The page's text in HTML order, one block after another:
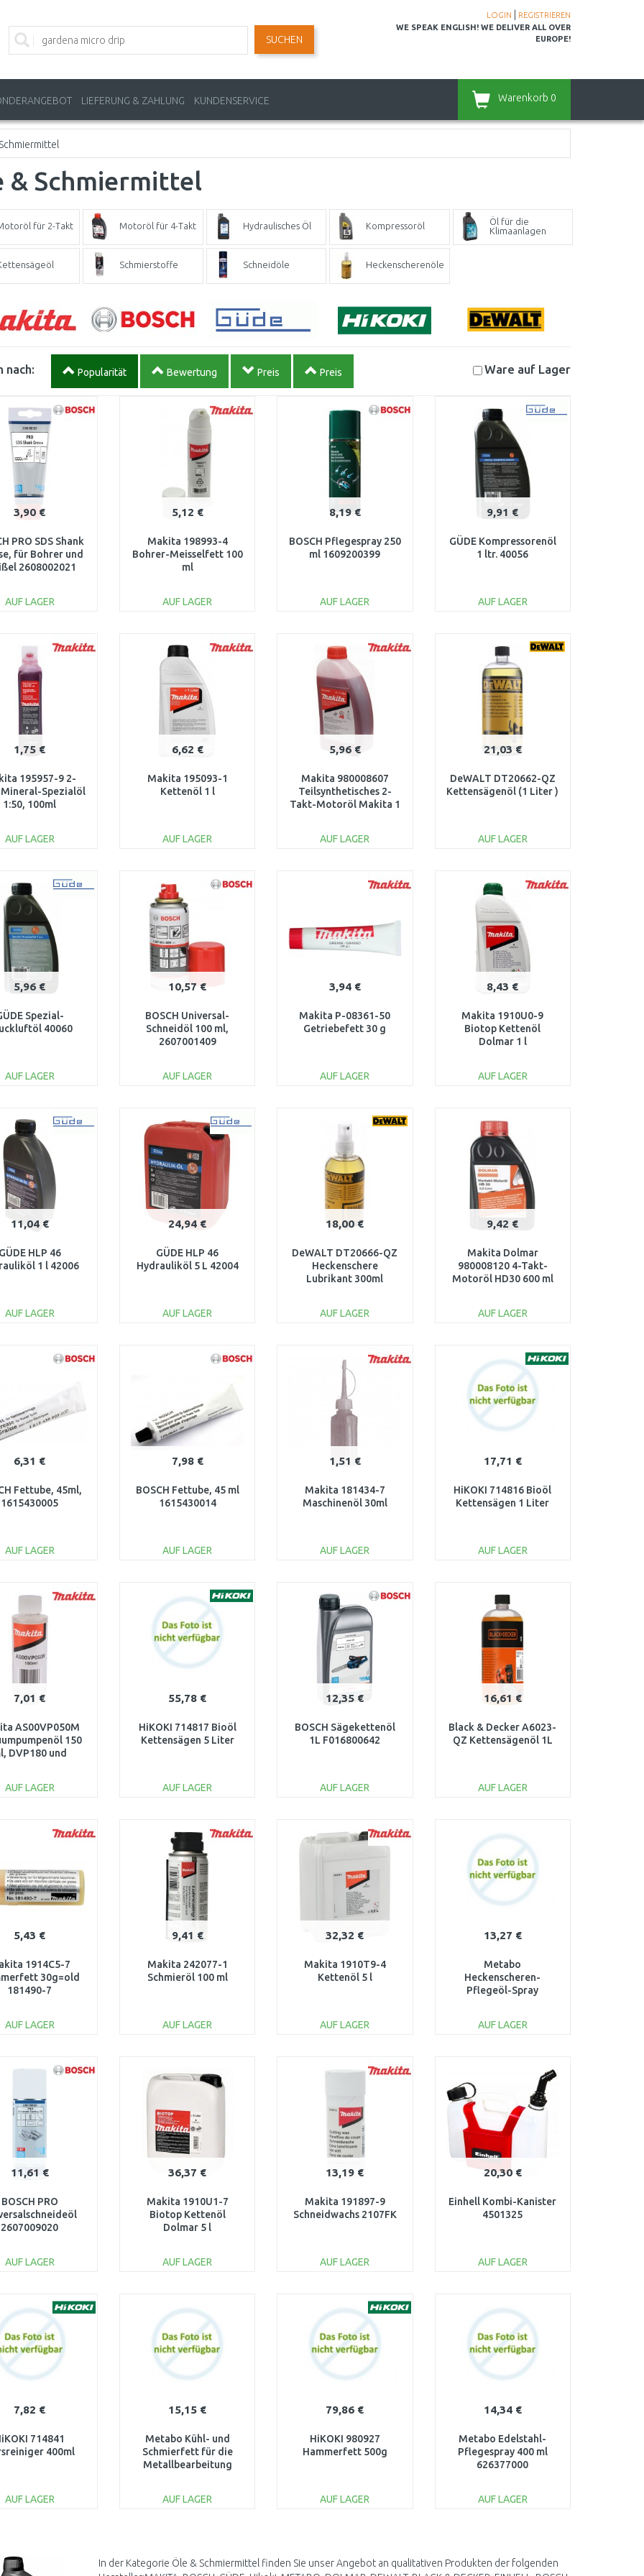
LOGIN
REGISTRIEREN
WE SPEAK ENGLISH! WE DELIVER ALL OVER
EUROPE!
SUCHEN
LIEFERUNG & ZAHLUNG KUNDENSERVICE Warenkorb 0
& Schmiermittel
für 2-Takt Motoröl für 4-Takt Hydraulisches Öl Kompressoröl
Öl für die
Klimaanlagen
Schmierstoffe Schneidöle Heckenscherenöle
nach: Popularität Bewertung Preis Preis Ware auf Lager
3,90 €
PRO SDS Shank
für Bohrer und
2608002021
AUF LAGER
Vergleichen
5,12 €
Makita 198993-4
Bohrer-Meisselfett 100
ml
AUF LAGER
Vergleichen
8,19 €
BOSCH Pflegespray 250
ml 1609200399
AUF LAGER
Vergleichen
9,91 €
GÜDE Kompressorenöl
1 ltr. 40056
AUF LAGER
Vergleichen
1,75 €
195957-9 2-
Spezialöl
1:50, 100ml
AUF LAGER
Vergleichen
6,62 €
Makita 195093-1
Kettenöl 1 l
AUF LAGER
Vergleichen
5,96 €
Makita 980008607
Teilsynthetisches 2-
Takt-Motoröl Makita 1
AUF LAGER
21,03 €
DeWALT DT20662-QZ
Kettensägenöl (1 Liter )
AUF LAGER
Vergleichen
5,96 €
Spezial-
40060
AUF LAGER
Vergleichen
10,57 €
BOSCH Universal-
Schneidöl 100 ml,
2607001409
AUF LAGER
Vergleichen
3,94 €
Makita P-08361-50
Getriebefett 30 g
AUF LAGER
Vergleichen
8,43 €
Makita 1910U0-9
Biotop Kettenöl
Dolmar 1 l
AUF LAGER
Vergleichen
11,04 €
GÜDE HLP 46
1 l 42006
AUF LAGER
24,94 €
GÜDE HLP 46
Hydrauliköl 5 L 42004
AUF LAGER
18,00 €
DeWALT DT20666-QZ
Heckenschere
Lubrikant 300ml
AUF LAGER
Vergleichen
9,42 €
Makita Dolmar
980008120 4-Takt-
Motoröl HD30 600 ml
AUF LAGER
Vergleichen
6,31 €
Fettube, 45ml,
1615430005
AUF LAGER
Vergleichen
7,98 €
BOSCH Fettube, 45 ml
1615430014
AUF LAGER
Vergleichen
1,51 €
Makita 181434-7
Maschinenöl 30ml
AUF LAGER
Vergleichen
17,71 €
HiKOKI 714816 Bioöl
Kettensägen 1 Liter
AUF LAGER
Vergleichen
7,01 €
AS00VP050M
150
DVP180 und
AUF LAGER
55,78 €
HiKOKI 714817 Bioöl
Kettensägen 5 Liter
AUF LAGER
Vergleichen
12,35 €
BOSCH Sägekettenöl
1L F016800642
AUF LAGER
Vergleichen
16,61 €
Black & Decker A6023-
QZ Kettensägenöl 1L
AUF LAGER
Vergleichen
5,43 €
1914C5-7
30g=old
181490-7
AUF LAGER
9,41 €
Makita 242077-1
Schmieröl 100 ml
AUF LAGER
Vergleichen
32,32 €
Makita 1910T9-4
Kettenöl 5 l
AUF LAGER
13,27 €
Metabo
Heckenscheren-
Pflegeöl-Spray
AUF LAGER
11,61 €
BOSCH PRO
2607009020
AUF LAGER
Vergleichen
36,37 €
Makita 1910U1-7
Biotop Kettenöl
Dolmar 5 l
AUF LAGER
Vergleichen
13,19 €
Makita 191897-9
Schneidwachs 2107FK
AUF LAGER
Vergleichen
20,30 €
Einhell Kombi-Kanister
4501325
AUF LAGER
Vergleichen
7,82 €
714841
400ml
AUF LAGER
Vergleichen
15,15 €
Metabo Kühl- und
Schmierfett für die
Metallbearbeitung
AUF LAGER
Vergleichen
79,86 €
HiKOKI 980927
Hammerfett 500g
AUF LAGER
Vergleichen
14,34 €
Metabo Edelstahl-
Pflegespray 400 ml
626377000
AUF LAGER
Vergleichen
In der Kategorie Öle & Schmiermittel finden Sie unser Angebot an qualitativen Produkten der folgenden